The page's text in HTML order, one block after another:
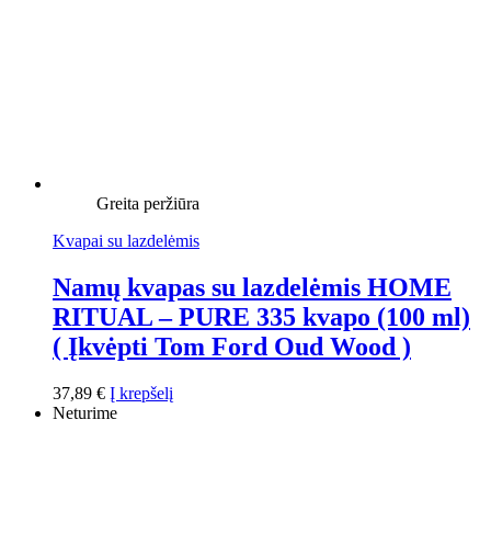
Greita peržiūra
Kvapai su lazdelėmis
Namų kvapas su lazdelėmis HOME
RITUAL – PURE 335 kvapo (100 ml)
( Įkvėpti Tom Ford Oud Wood )
37,89 € Į krepšelį
Neturime